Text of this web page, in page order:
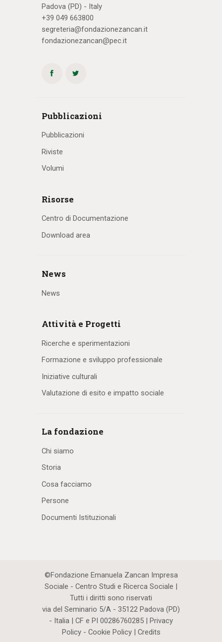
Padova (PD) - Italy
+39 049 663800
segreteria@fondazionezancan.it
fondazionezancan@pec.it
Pubblicazioni
Pubblicazioni
Riviste
Volumi
Risorse
Centro di Documentazione
Download area
News
News
Attività e Progetti
Ricerche e sperimentazioni
Formazione e sviluppo professionale
Iniziative culturali
Valutazione di esito e impatto sociale
La fondazione
Chi siamo
Storia
Cosa facciamo
Persone
Documenti Istituzionali
©Fondazione Emanuela Zancan Impresa
Sociale - Centro Studi e Ricerca Sociale |
Tutti i diritti sono riservati
via del Seminario 5/A - 35122 Padova (PD)
- Italia | CF e PI 00286760285 | Privacy
Policy- Cookie Policy| Credits